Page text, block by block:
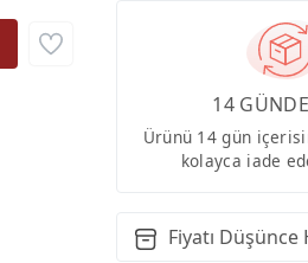
14
Ürünü 14 gün
kolayca iade
Fiyatı